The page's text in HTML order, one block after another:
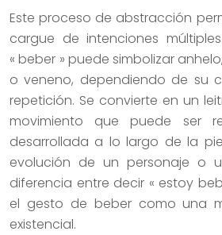
Este proceso de abstracción
cargue de intenciones
« beber » puede simbolizar
o veneno, dependiendo de su
repetición. Se convierte en un
movimiento que puede ser
desarrollada a lo largo de la
evolución de un personaje o
diferencia entre decir « estoy
el gesto de beber como una
existencial.